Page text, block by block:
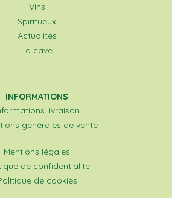
Vins
Spiritueux
Actualités
La cave
INFORMATIONS
livraison
générales de vente
Mentions légales
de confidentialité
de cookies